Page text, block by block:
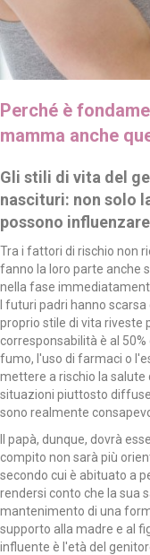
Perché è
mamma anche
Gli stili di vita del
nascituri: non solo
possono
Tra i fattori di rischio non
fanno la loro parte anche
nella fase
I futuri padri hanno
proprio stile di vita riveste
corresponsabilità è al
fumo, l'uso di farmaci o
mettere a rischio la
situazioni piuttosto
sono realmente
Il papà, dunque, dovrà
compito non sarà più
secondo cui è abituato a
rendersi conto che la sua
mantenimento di una
supporto alla madre e al
influente è l'età del